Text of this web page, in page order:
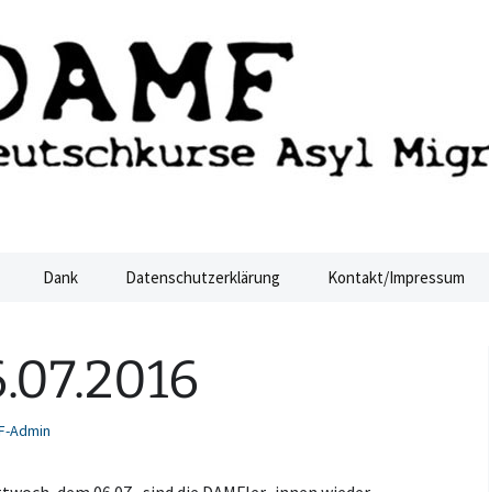
Dresden
Dank Datenschutzerklärung Kontakt/Impressum
Admin